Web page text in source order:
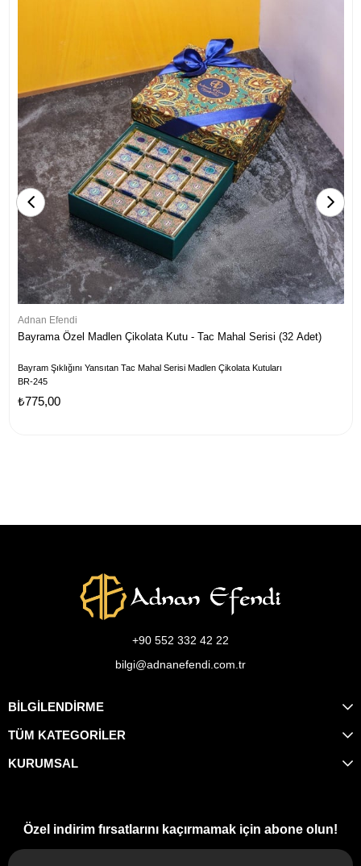
Adnan Efendi
Bayrama Özel Madlen Çikolata Kutu - Tac Mahal Serisi (32 Adet)
Bayram Şıklığını Yansıtan Tac Mahal Serisi Madlen Çikolata Kutuları
BR-245
₺775,00
+90 552 332 42 22
bilgi@adnanefendi.com.tr
BİLGİLENDİRME
TÜM KATEGORİLER
KURUMSAL
Özel indirim fırsatlarını kaçırmamak için abone olun!